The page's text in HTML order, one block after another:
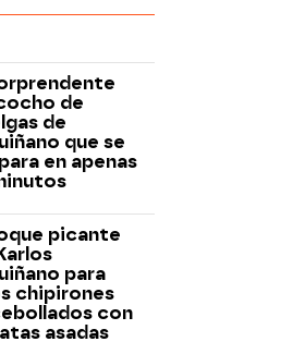
de
de
que se
en apenas
picante
para
chipirones
con
asadas